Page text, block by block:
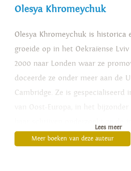
Olesya Khromeychuk
Olesya Khromeychuk is historica
groeide op in het Oekraïense
2000 naar Londen waar ze
doceerde ze onder meer aan de
Cambridge. Ze is gespecialiseerd
gewelddadige dood, ontheemding
Lees meer
Meer boeken van deze auteur